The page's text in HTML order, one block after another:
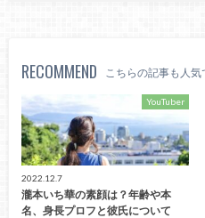
RECOMMEND こちらの記事も人気
YouTuber
2022.12.7
瀧本いち華の素顔は？年齢や本
名、身長プロフと彼氏について